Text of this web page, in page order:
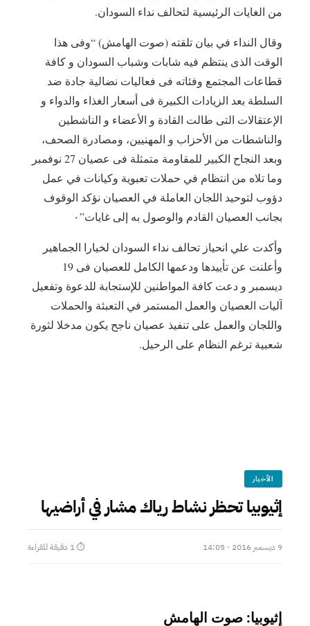
من الغايات الرئيسية لتحالف نداء السودان.
‎وقال النداء في بيان تلقته (صوت الهامش) “وفى هذا
الوقت الذى ينتظم فيه شابات وشباب السودان و كافة
قطاعات المجتمع وفئاته فى فعاليات نضالية جادة ضد
السلطة بعد الزيادات الكبيرة فى أسعار الغذاء والدواء و
الإعتقالات التى طالت القادة و الأعضاء و الناشطين
والناشطات من الأحزاب و المهنيين، ومصادرة الصحف،
وبعد النجاح الكبير للمقاومة متمثلة فى عصيان 27 نوفمبر
وما تلاه من انتظام في حملات تعبوية وكيانات في عمل
دؤوب لتوحيد اللجان العاملة في العصيان نؤكد الوقوف
بجانب العصيان القادم والوصول به إلى غايات”٠
‎وأكدت علي انحياز تحالف نداء السودان لخيارا الجماهير
وأعلنت عن تأييدها ودعمها الكامل للعصيان فى 19
ديسمبر و دعت كافة المواطنين للإستجابة للدعوة وتفعيل
آليات العصيان والعمل المستمر في التعبئة والحملات
واللجان والعمل على تنفيذ عصيان ناجح يكون مدخلا لثورة
شعبية ترغم النظام على الرحيل.
الأخبار
9 ديسمبر 2016 · 14:05 ⏱ 1 دقيقة للقراءة